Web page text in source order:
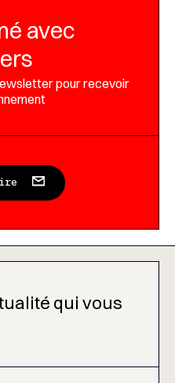
avec
pour recevoir
qui vous